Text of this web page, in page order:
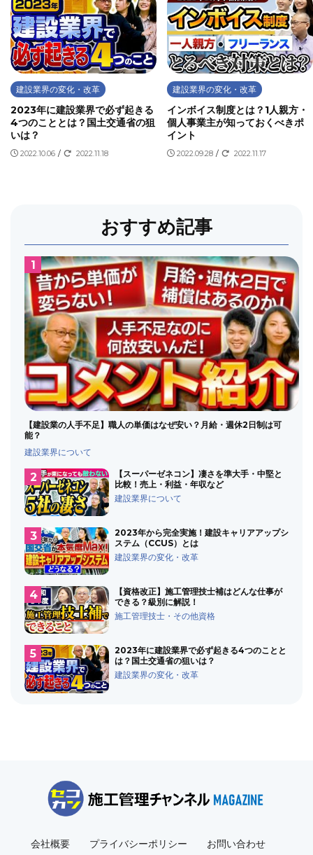
建設業界の変化・改革
2023年に建設業界で必ず起きる
4つのこととは？国土交通省の狙
いは？
2022.10.06 / 2022.11.18
建設業界の変化・改革
インボイス制度とは？1人親方・
個人事業主が知っておくべきポ
イント
2022.09.28 / 2022.11.17
おすすめ記事
【建設業の人手不足】職人の単価はなぜ安い？月給・週休2日制は可
能？
建設業界について
【スーパーゼネコン】凄さを準大手・中堅と
比較！売上・利益・年収など
建設業界について
2023年から完全実施！建設キャリアアップシ
ステム（CCUS）とは
建設業界の変化・改革
【資格改正】施工管理技士補はどんな仕事が
できる？級別に解説！
施工管理技士・その他資格
2023年に建設業界で必ず起きる4つのことと
は？国土交通省の狙いは？
建設業界の変化・改革
会社概要 プライバシーポリシー お問い合わせ